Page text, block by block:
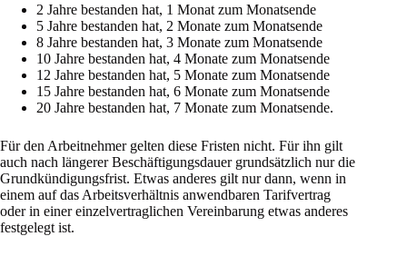
2 Jahre bestanden hat, 1 Monat zum Monatsende
5 Jahre bestanden hat, 2 Monate zum Monatsende
8 Jahre bestanden hat, 3 Monate zum Monatsende
10 Jahre bestanden hat, 4 Monate zum Monatsende
12 Jahre bestanden hat, 5 Monate zum Monatsende
15 Jahre bestanden hat, 6 Monate zum Monatsende
20 Jahre bestanden hat, 7 Monate zum Monatsende.
Für den Arbeitnehmer gelten diese Fristen nicht. Für ihn gilt
auch nach längerer Beschäftigungsdauer grundsätzlich nur die
Grundkündigungsfrist. Etwas anderes gilt nur dann, wenn in
einem auf das Arbeitsverhältnis anwendbaren Tarifvertrag
oder in einer einzelvertraglichen Vereinbarung etwas anderes
festgelegt ist.